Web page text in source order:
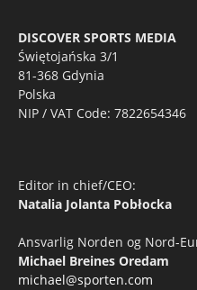
DISCOVER SPORTS MEDIA
Świętojańska 3/1
81-368 Gdynia
Polska
NIP / VAT Code: 7822654346
Editor in chief/CEO:
Natalia Jolanta Pobłocka
Ansvarlig Norden og Nord-
Michael Breines Oredam
michael@sporten.com